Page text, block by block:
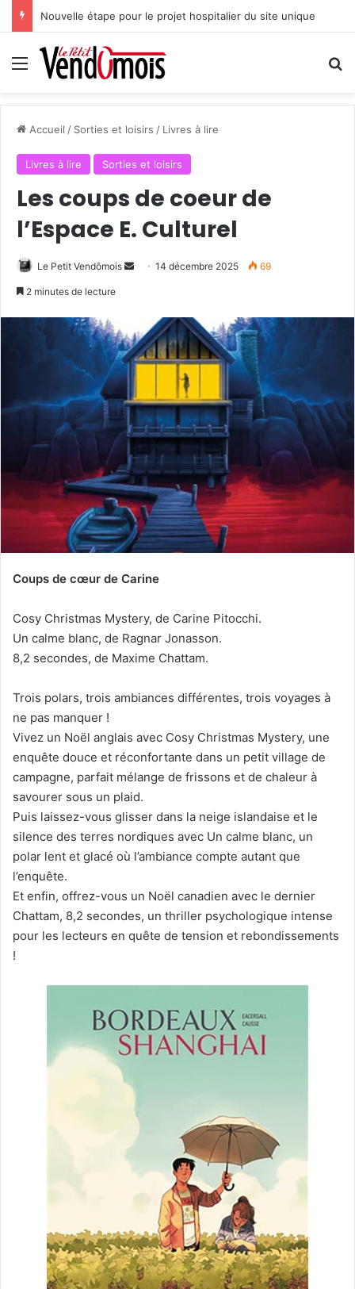
Nouvelle étape pour le projet hospitalier du site unique
Menu
Accueil / Sorties et loisirs / Livres à lire
Livres à lire Sorties et loisirs
Les coups de coeur de
l’Espace E. Culturel
Le Petit Vendômois
y
e
u
c
o
u
r
r
i
e
14 décembre 2025 69
2 minutes de lecture
Coups de cœur de Carine
Cosy Christmas Mystery, de Carine Pitocchi.
Un calme blanc, de Ragnar Jonasson.
8,2 secondes, de Maxime Chattam.
Trois polars, trois ambiances différentes, trois voyages à
ne pas manquer !
Vivez un Noël anglais avec Cosy Christmas Mystery, une
enquête douce et réconfortante dans un petit village de
campagne, parfait mélange de frissons et de chaleur à
savourer sous un plaid.
Puis laissez-vous glisser dans la neige islandaise et le
silence des terres nordiques avec Un calme blanc, un
polar lent et glacé où l’ambiance compte autant que
l’enquête.
Et enfin, offrez-vous un Noël canadien avec le dernier
Chattam, 8,2 secondes, un thriller psychologique intense
pour les lecteurs en quête de tension et rebondissements
!